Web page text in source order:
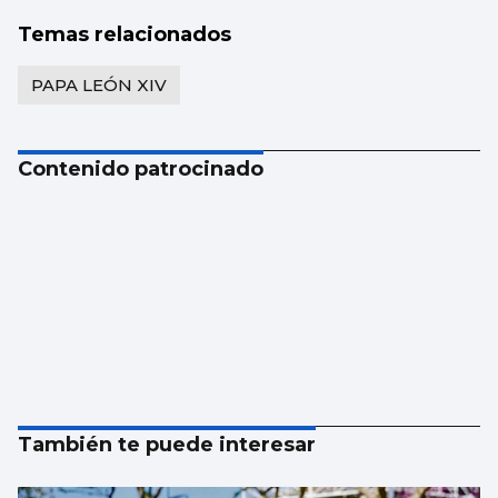
Temas relacionados
PAPA LEÓN XIV
Contenido patrocinado
También te puede interesar